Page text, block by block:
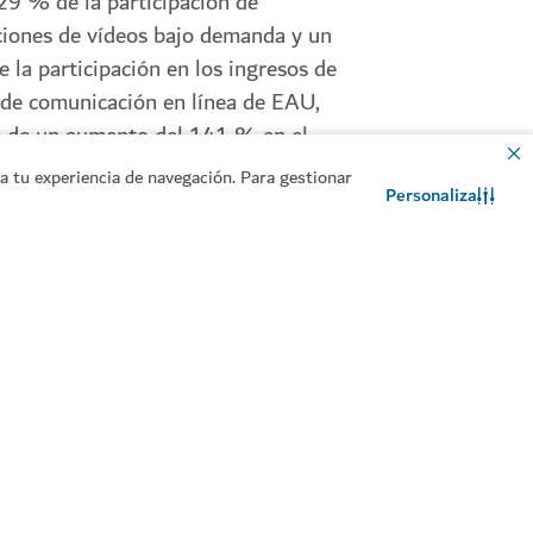
experiencia de navegación. Para gestionar
Personaliza
de vídeos bajo demanda y un
la participación en los ingresos de
comunicación en línea de EAU,
un aumento del 141 % en el
usuarios únicos en abril de